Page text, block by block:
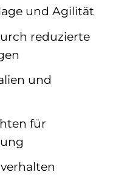
und Agilität
reduzierte
und
für